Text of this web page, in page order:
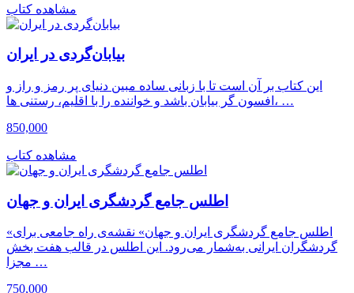
مشاهده کتاب
بیابان‌گردی در ایران
این کتاب بر آن است تا با زبانی ساده مبین دنیای پر رمز و راز و
افسون گر بیابان باشد و خواننده را با اقلیم، رستنی ها، …
850,000
مشاهده کتاب
اطلس جامع گردشگری ایران و جهان
«اطلس جامع گردشگری ایران و جهان» نقشه‌ی راه جامعی برای
گردشگران ایرانی به‌شمار می‌رود. این اطلس در قالب هفت بخش
مجزا …
750,000